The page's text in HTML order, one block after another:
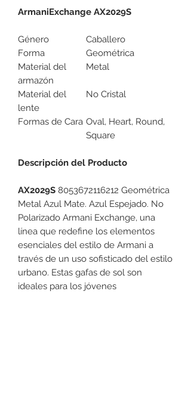
ArmaniExchange AX2029S
Género
Caballero
Forma
Geométrica
Material del
armazón
Metal
Material del
lente
No Cristal
Formas de Cara Oval, Heart, Round,
Square
Descripción del Producto
AX2029S 8053672116212 Geométrica
Metal Azul Mate. Azul Espejado. No
Polarizado Armani Exchange, una
línea que redefine los elementos
esenciales del estilo de Armani a
través de un uso sofisticado del estilo
urbano. Estas gafas de sol son
ideales para los jóvenes